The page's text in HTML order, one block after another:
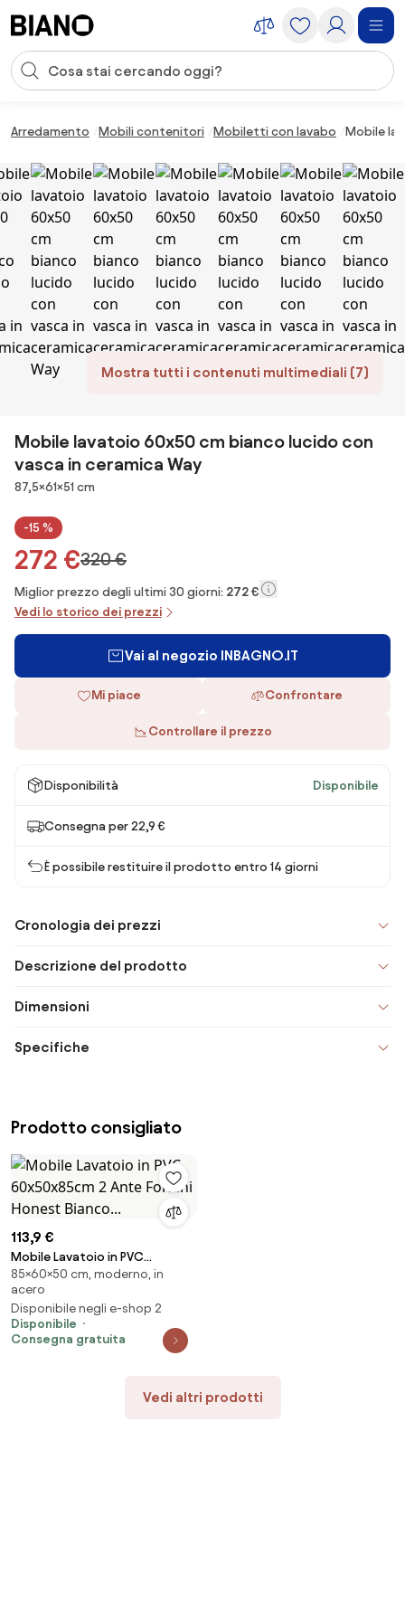
Input della ricerca
Arredamento Mobili contenitori Mobiletti con lavabo Mobile
Mostra tutti i contenuti multimediali (7)
Mobile lavatoio 60x50 cm bianco lucido con
vasca in ceramica Way
Dimensioni
87,5×61×51 cm
-15 %
272 €320 €
Miglior prezzo degli ultimi 30 giorni: 272 €
Vedi lo storico dei prezzi
Vai al negozio INBAGNO.IT
Mi piace Confrontare
Controllare il prezzo
Disponibilità Disponibile
Consegna per 22,9 €
È possibile restituire il prodotto entro 14 giorni
Cronologia dei prezzi
Descrizione del prodotto
Dimensioni
Specifiche
Prodotto consigliato
113,9 €
Mobile Lavatoio in PVC
60x50x85cm 2 Ante Forlani
Honest Bianco...
85×60×50 cm, moderno, in
acero
Disponibile negli e-shop 2
Disponibile
Consegna gratuita
Vedi altri prodotti